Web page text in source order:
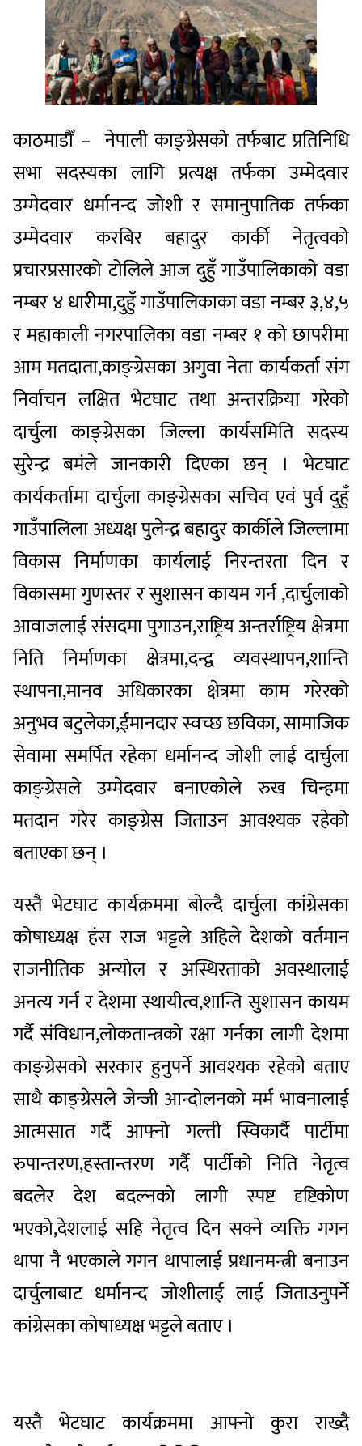
काठमाडौँ – नेपाली काङ्ग्रेसको तर्फबाट प्रतिनिधि
सभा सदस्यका लागि प्रत्यक्ष तर्फका उम्मेदवार
उम्मेदवार धर्मानन्द जोशी र समानुपातिक तर्फका
उम्मेदवार करबिर बहादुर कार्की नेतृत्वको
प्रचारप्रसारको टोलिले आज दुहुँ गाउँपालिकाको वडा
नम्बर ४ धारीमा,दुहुँ गाउँपालिकाका वडा नम्बर ३,४,५
र महाकाली नगरपालिका वडा नम्बर १ को छापरीमा
आम मतदाता,काङ्ग्रेसका अगुवा नेता कार्यकर्ता संग
निर्वाचन लक्षित भेटघाट तथा अन्तरक्रिया गरेको
दार्चुला काङ्ग्रेसका जिल्ला कार्यसमिति सदस्य
सुरेन्द्र बमंले जानकारी दिएका छन् । भेटघाट
कार्यकर्तामा दार्चुला काङ्ग्रेसका सचिव एवं पुर्व दुहुँ
गाउँपालिला अध्यक्ष पुलेन्द्र बहादुर कार्कीले जिल्लामा
विकास निर्माणका कार्यलाई निरन्तरता दिन र
विकासमा गुणस्तर र सुशासन कायम गर्न ,दार्चुलाको
आवाजलाई संसदमा पुगाउन,राष्ट्रिय अन्तर्राष्ट्रिय क्षेत्रमा
निति निर्माणका क्षेत्रमा,दन्द्व व्यवस्थापन,शान्ति
स्थापना,मानव अधिकारका क्षेत्रमा काम गरेरको
अनुभव बटुलेका,ईमानदार स्वच्छ छविका, सामाजिक
सेवामा समर्पित रहेका धर्मानन्द जोशी लाई दार्चुला
काङ्ग्रेसले उम्मेदवार बनाएकोले रुख चिन्हमा
मतदान गरेर काङ्ग्रेस जिताउन आवश्यक रहेको
बताएका छन् ।
यस्तै भेटघाट कार्यक्रममा बोल्दै दार्चुला कांग्रेसका
कोषाध्यक्ष हंस राज भट्टले अहिले देशको वर्तमान
राजनीतिक अन्योल र अस्थिरताको अवस्थालाई
अनत्य गर्न र देशमा स्थायीत्व,शान्ति सुशासन कायम
गर्दै संविधान,लोकतान्त्रको रक्षा गर्नका लागी देशमा
काङ्ग्रेसको सरकार हुनुपर्ने आवश्यक रहेकोे बताए
साथै काङ्ग्रेसले जेन्जी आन्दोलनको मर्म भावनालाई
आत्मसात गर्दै आफ्नो गल्ती स्विकार्दै पार्टीमा
रुपान्तरण,हस्तान्तरण गर्दै पार्टीको निति नेतृत्व
बदलेर देश बदल्नको लागी स्पष्ट दृष्टिकोण
भएको,देशलाई सहि नेतृत्व दिन सक्ने व्यक्ति गगन
थापा नै भएकाले गगन थापालाई प्रधानमन्त्री बनाउन
दार्चुलाबाट धर्मानन्द जोशीलाई लाई जिताउनुपर्ने
कांग्रेसका कोषाध्यक्ष भट्टले बताए ।
यस्तै भेटघाट कार्यक्रममा आफ्नो कुरा राख्दै